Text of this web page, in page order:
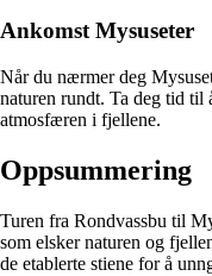
Ankomst Mysuseter
Når du nærmer deg
naturen rundt. Ta deg tid til
atmosfæren i fjellene.
Oppsummering
Turen fra Rondvassbu til
som elsker naturen og
de etablerte stiene for å